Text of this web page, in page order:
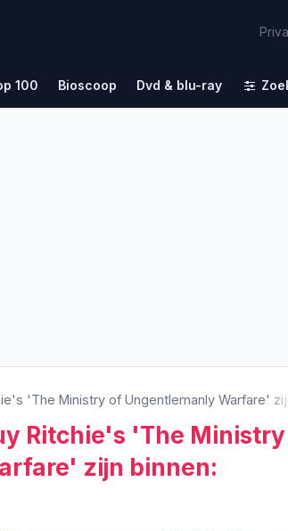
100 Bioscoop Dvd & blu-ray
'The Ministry of Ungentlemanly Warfare'
Ritchie's 'The Ministry
zijn binnen: